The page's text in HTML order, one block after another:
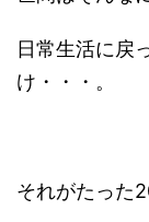
日常生活に戻
け・・・。
それがたった